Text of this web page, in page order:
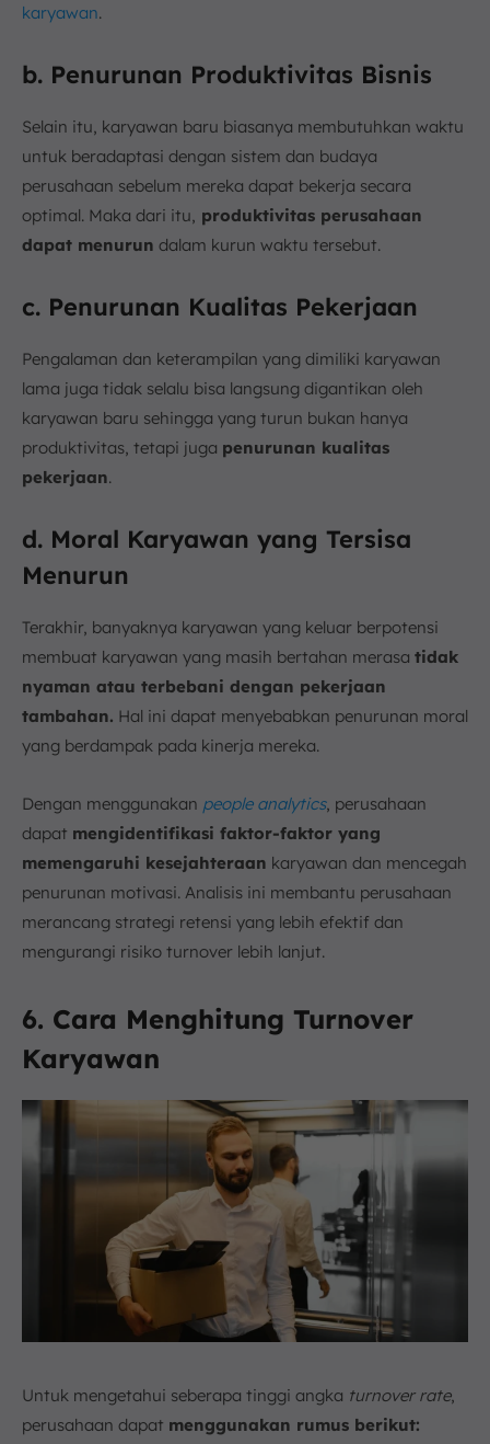
karyawan.
b. Penurunan Produktivitas Bisnis
Selain itu, karyawan baru biasanya membutuhkan waktu
untuk beradaptasi dengan sistem dan budaya
perusahaan sebelum mereka dapat bekerja secara
optimal. Maka dari itu, produktivitas perusahaan
dapat menurun dalam kurun waktu tersebut.
c. Penurunan Kualitas Pekerjaan
Pengalaman dan keterampilan yang dimiliki karyawan
lama juga tidak selalu bisa langsung digantikan oleh
karyawan baru sehingga yang turun bukan hanya
produktivitas, tetapi juga penurunan kualitas
pekerjaan.
d. Moral Karyawan yang Tersisa
Menurun
Terakhir, banyaknya karyawan yang keluar berpotensi
membuat karyawan yang masih bertahan merasa tidak
nyaman atau terbebani dengan pekerjaan
tambahan. Hal ini dapat menyebabkan penurunan moral
yang berdampak pada kinerja mereka.
Dengan menggunakan people analytics, perusahaan
dapat mengidentifikasi faktor-faktor yang
memengaruhi kesejahteraan karyawan dan mencegah
penurunan motivasi. Analisis ini membantu perusahaan
merancang strategi retensi yang lebih efektif dan
mengurangi risiko turnover lebih lanjut.
6. Cara Menghitung Turnover
Karyawan
Untuk mengetahui seberapa tinggi angka turnover rate,
perusahaan dapat menggunakan rumus berikut: